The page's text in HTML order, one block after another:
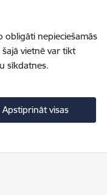
obligāti nepieciešamās
vietnē var tikt
sīkdatnes.
Apstiprināt visas